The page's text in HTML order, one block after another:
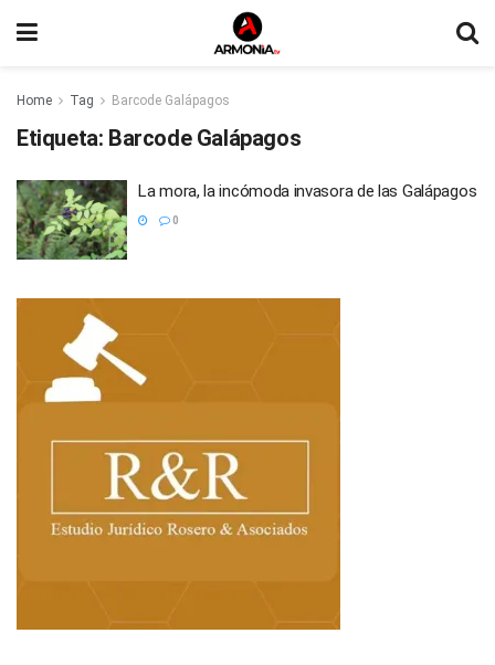
Home Tag Barcode Galápagos
Etiqueta: Barcode Galápagos
La mora, la incómoda invasora de las Galápagos
0